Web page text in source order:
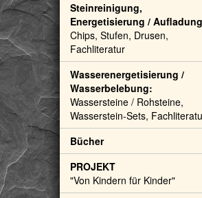
Steinreinigung,
Energetisierung /
Chips, Stufen, Drusen,
Fachliteratur
Wasserenergetisierung /
Wasserbelebung:
Wassersteine / Rohsteine,
Wasserstein-Sets,
Bücher
PROJEKT
"Von Kindern für Kinder"